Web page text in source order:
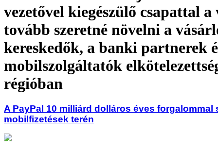
vezetővel kiegészülő csapattal
tovább szeretné növelni a
kereskedők, a banki partnerek
mobilszolgáltatók
régióban
A PayPal 10 milliárd dolláros éves forgalommal
mobilfizetések terén